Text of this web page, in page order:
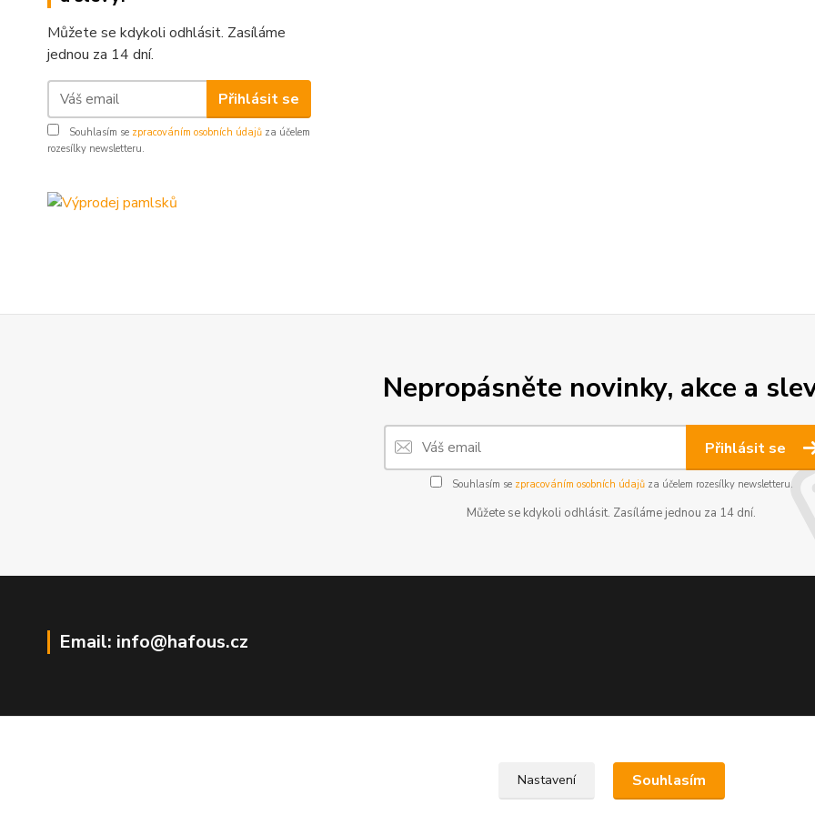
Můžete se kdykoli odhlásit. Zasíláme
jednou za 14 dní.
Přihlásit se
Souhlasím se zpracováním osobních údajů za účelem
rozesílky newsletteru.
Nepropásněte novinky, akce a
Přihlásit se
Souhlasím se zpracováním osobních údajůza účelem rozesílky newsletteru.
Můžete se kdykoli odhlásit. Zasíláme jednou za 14 dní.
Email: info@hafous.cz
Nastavení Souhlasím